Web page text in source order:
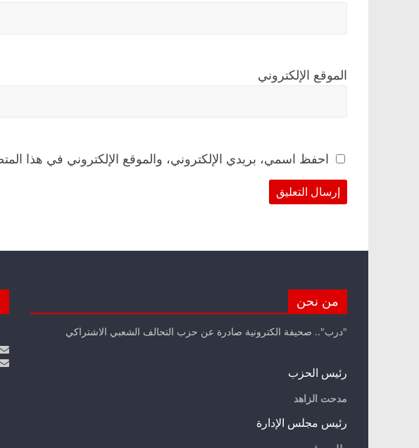
الموقع الإلكتروني
احفظ اسمي، بريدي الإلكتروني، والموقع الإلكتروني في هذا
من نحن
"درب".. صحيفة الكترونية صادرة عن حزب التحالف الشعبي الاشتراكي
رئيس الحزب
مدحت الزاهد
رئيس مجلس الإدارة